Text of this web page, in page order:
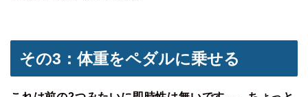
その3：体重をペダルに乗せる